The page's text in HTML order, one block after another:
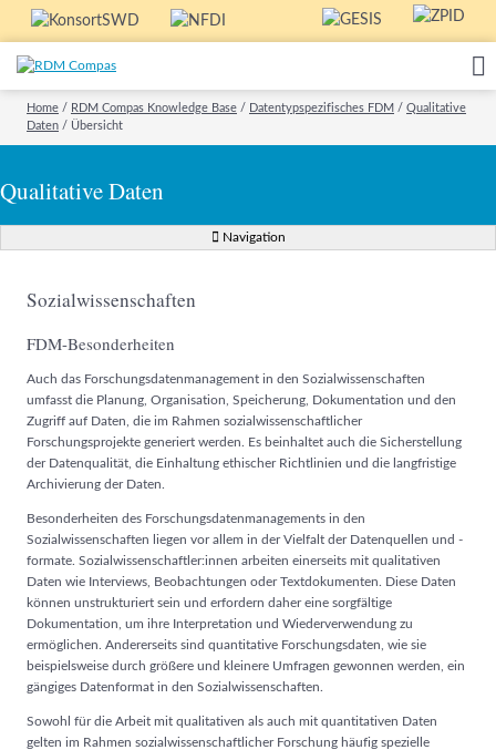
Home / RDM Compas Knowledge Base / Datentypspezifisches FDM / Qualitative
Daten / Übersicht
Qualitative Daten
Navigation
Sozialwissenschaften
FDM-Besonderheiten
Auch das Forschungsdatenmanagement in den Sozialwissenschaften
umfasst die Planung, Organisation, Speicherung, Dokumentation und den
Zugriff auf Daten, die im Rahmen sozialwissenschaftlicher
Forschungsprojekte generiert werden. Es beinhaltet auch die Sicherstellung
der Datenqualität, die Einhaltung ethischer Richtlinien und die langfristige
Archivierung der Daten.
Besonderheiten des Forschungsdatenmanagements in den
Sozialwissenschaften liegen vor allem in der Vielfalt der Datenquellen und -
formate. Sozialwissenschaftler:innen arbeiten einerseits mit qualitativen
Daten wie Interviews, Beobachtungen oder Textdokumenten. Diese Daten
können unstrukturiert sein und erfordern daher eine sorgfältige
Dokumentation, um ihre Interpretation und Wiederverwendung zu
ermöglichen. Andererseits sind quantitative Forschungsdaten, wie sie
beispielsweise durch größere und kleinere Umfragen gewonnen werden, ein
gängiges Datenformat in den Sozialwissenschaften.
Sowohl für die Arbeit mit qualitativen als auch mit quantitativen Daten
gelten im Rahmen sozialwissenschaftlicher Forschung häufig spezielle